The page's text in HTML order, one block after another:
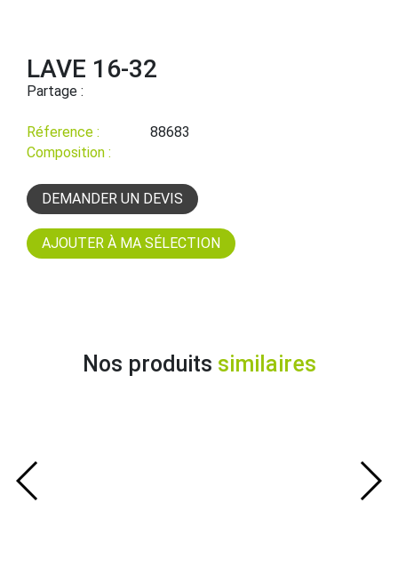
LAVE 16-32
Partage :
Réference :
88683
Composition :
DEMANDER UN DEVIS
Nos produits similaires